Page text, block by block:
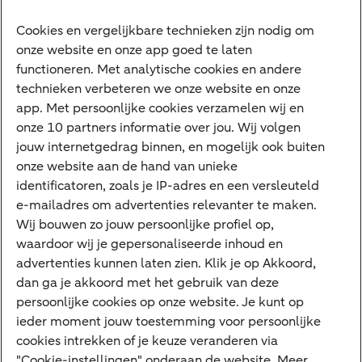
Diensten
VraagHugo
Corporate Finance
Tikkie zakelijk
Cyber Veilig & Zeker
Private Banking
Interessant
Sectoren & trends
Ondernemersverhalen
Valutacentrum
Alles over PSD2
Business Community
Cookies en vergelijkbare technieken zijn nodig om
onze website en onze app goed te laten
functioneren. Met analytische cookies en andere
technieken verbeteren we onze website en onze
app. Met persoonlijke cookies verzamelen wij en
onze 10 partners informatie over jou. Wij volgen
jouw internetgedrag binnen, en mogelijk ook buiten
onze website aan de hand van unieke
identificatoren, zoals je IP-adres en een versleuteld
e-mailadres om advertenties relevanter te maken.
Wij bouwen zo jouw persoonlijke profiel op,
waardoor wij je gepersonaliseerde inhoud en
advertenties kunnen laten zien. Klik je op Akkoord,
dan ga je akkoord met het gebruik van deze
persoonlijke cookies op onze website. Je kunt op
ieder moment jouw toestemming voor persoonlijke
cookies intrekken of je keuze veranderen via